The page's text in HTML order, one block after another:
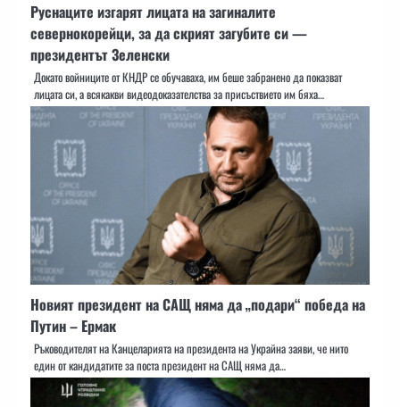
Руснаците изгарят лицата на загиналите
севернокорейци, за да скрият загубите си —
президентът Зеленски
Докато войниците от КНДР се обучаваха, им беше забранено да показват
лицата си, а всякакви видеодоказателства за присъствието им бяха…
Новият президент на САЩ няма да „подари“ победа на
Путин – Ермак
Ръководителят на Канцеларията на президента на Украйна заяви, че нито
един от кандидатите за поста президент на САЩ няма да…